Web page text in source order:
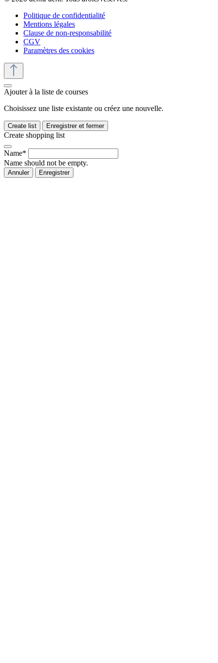
Politique de confidentialité
Mentions légales
Clause de non-responsabilité
CGV
Paramètres des cookies
Ajouter à la liste de courses
Choisissez une liste existante ou créez une nouvelle.
Create list Enregistrer et fermer
Create shopping list
Name*
Name should not be empty.
Annuler Enregistrer